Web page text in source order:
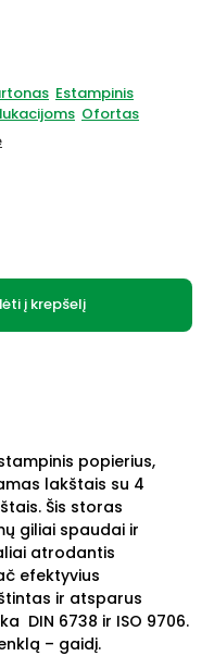
Estampinis
Ofortas
į krepšelį
popierius,
lakštais su 4
Šis storas
giliai spaudai ir
atrodantis
efektyvius
ir atsparus
DIN 6738 ir ISO 9706.
– gaidį.